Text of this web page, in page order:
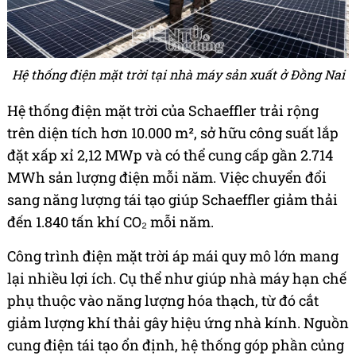
Hệ thống điện mặt trời tại nhà máy sản xuất ở Đồng Nai
Hệ thống điện mặt trời của Schaeffler trải rộng
trên diện tích hơn 10.000 m², sở hữu công suất lắp
đặt xấp xỉ 2,12 MWp và có thể cung cấp gần 2.714
MWh sản lượng điện mỗi năm. Việc chuyển đổi
sang năng lượng tái tạo giúp Schaeffler giảm thải
đến 1.840 tấn khí CO₂ mỗi năm.
Công trình điện mặt trời áp mái quy mô lớn mang
lại nhiều lợi ích. Cụ thể như giúp nhà máy hạn chế
phụ thuộc vào năng lượng hóa thạch, từ đó cắt
giảm lượng khí thải gây hiệu ứng nhà kính. Nguồn
cung điện tái tạo ổn định, hệ thống góp phần củng